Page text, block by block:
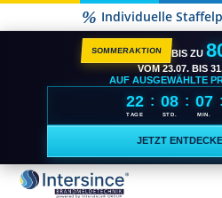
Individuelle
SOMMERAKTION BIS ZU
VOM 23.07. BIS
AUF AUSGEWÄHLTE
22
TAGE
: 08
STD.
: 07
MIN.
:
JETZT